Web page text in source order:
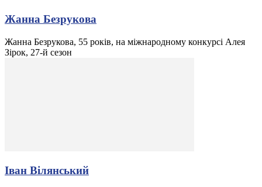
Жанна Безрукова
Жанна Безрукова, 55 років, на міжнародному конкурсі Алея
Зірок, 27-й сезон
Іван Вілянський